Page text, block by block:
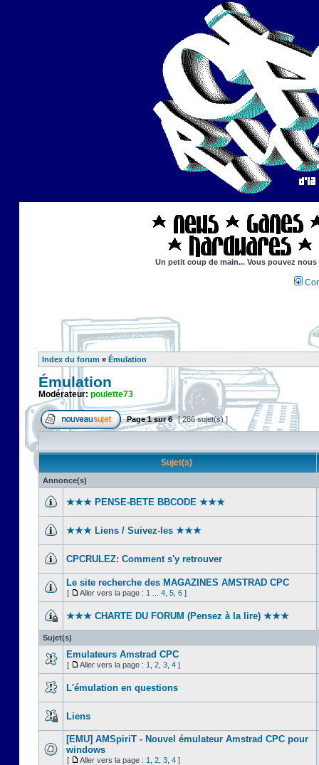
Un petit coup de main... Vous pouvez
Index du forum » Émulation
Émulation
Modérateur: poulette73
Page1sur6 [ 286 sujet(s) ]
Sujet(s)
Annonce(s)
★★★ PENSE-BETE BBCODE ★★★
★★★ Liens / Suivez-les ★★★
CPCRULEZ: Comment s'y retrouver‎
Le site recherche des MAGAZINES AMSTRAD CPC
[ Aller vers la page : 1 4 5 6 ]
★★★ CHARTE DU FORUM (Pensez à la lire) ★★★
Sujet(s)
Emulateurs Amstrad CPC
[ Aller vers la page : 1 2 3 4 ]
L'émulation en questions
Liens
[EMU] AMSpiriT - Nouvel émulateur Amstrad CPC pour
windows
[ Aller vers la page : 1 2 3 4 ]